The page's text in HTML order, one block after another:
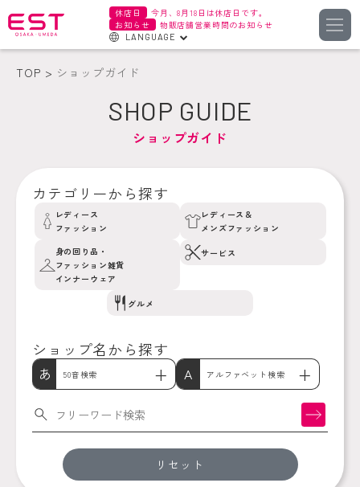
休店日
今月、8月18日は休店日です。
お知らせ
物販店舗営業時間のお知らせ
LANGUAGE
簡体字
繁体字
TOP ショップガイド
SHOP GUIDE
ショップガイド
カテゴリーから探す
レディース
ファッション
レディース＆
メンズファッション
身の回り品・
ファッション雑貨
インナーウェア
サービス
グルメ
ショップ名から探す
あ 50音検索 A アルファベット検索
検索
リセット